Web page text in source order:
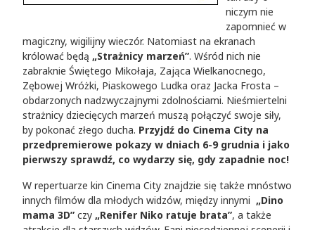
niczym nie
zapomnieć w
magiczny, wigilijny wieczór. Natomiast na ekranach
królować będą „Strażnicy marzeń”. Wśród nich nie
zabraknie Świętego Mikołaja, Zająca Wielkanocnego,
Zębowej Wróżki, Piaskowego Ludka oraz Jacka Frosta –
obdarzonych nadzwyczajnymi zdolnościami. Nieśmiertelni
strażnicy dziecięcych marzeń muszą połączyć swoje siły,
by pokonać złego ducha. Przyjdź do Cinema City na
przedpremierowe pokazy w dniach 6-9 grudnia i jako
pierwszy sprawdź, co wydarzy się, gdy zapadnie noc!
W repertuarze kin Cinema City znajdzie się także mnóstwo
innych filmów dla młodych widzów, między innymi „Dino
mama 3D” czy „Renifer Niko ratuje brata”, a także